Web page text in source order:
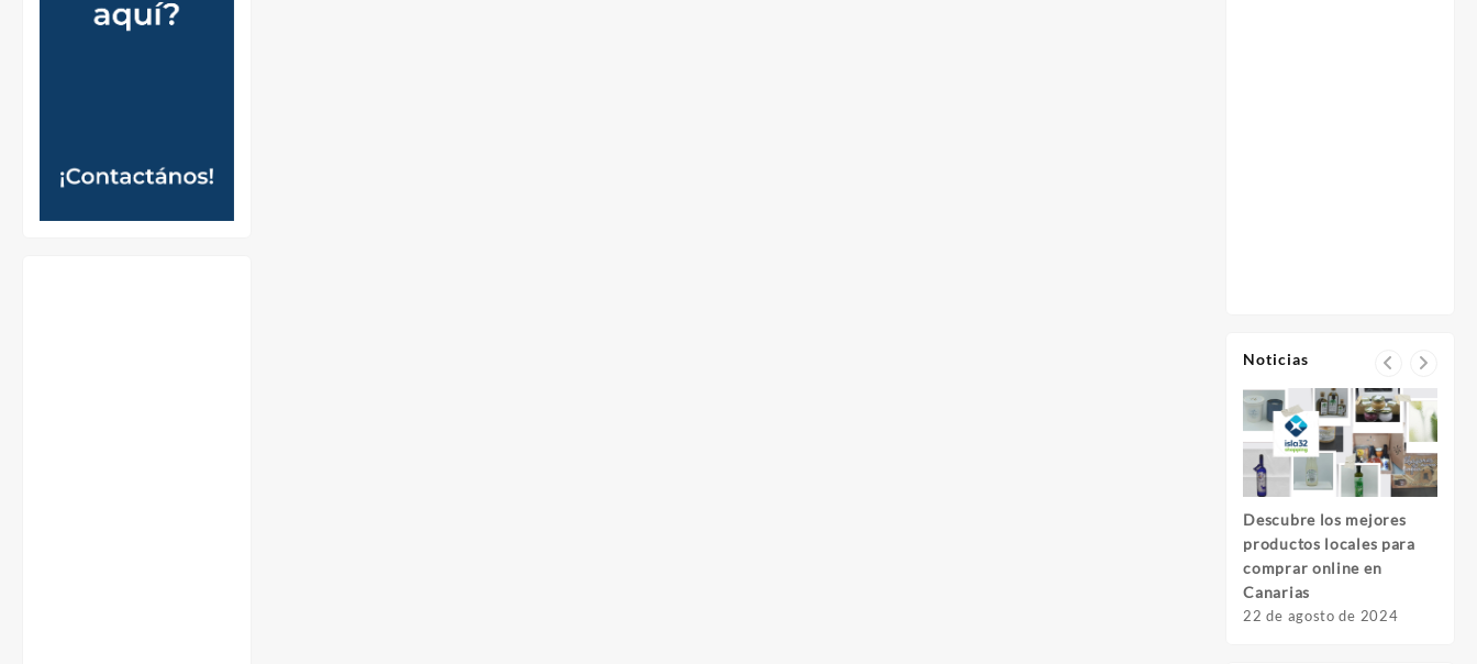
Noticias
Descubre los mejores
productos locales para
comprar online en
Canarias
22 de agosto de 2024